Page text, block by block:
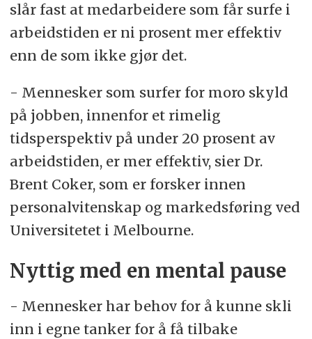
slår fast at medarbeidere som får surfe i
arbeidstiden er ni prosent mer effektiv
enn de som ikke gjør det.
- Mennesker som surfer for moro skyld
på jobben, innenfor et rimelig
tidsperspektiv på under 20 prosent av
arbeidstiden, er mer effektiv, sier Dr.
Brent Coker, som er forsker innen
personalvitenskap og markedsføring ved
Universitetet i Melbourne.
Nyttig med en mental pause
- Mennesker har behov for å kunne skli
inn i egne tanker for å få tilbake